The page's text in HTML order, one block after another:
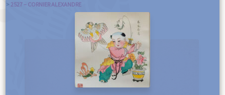
> 2527 – CORNIER ALEXANDRE